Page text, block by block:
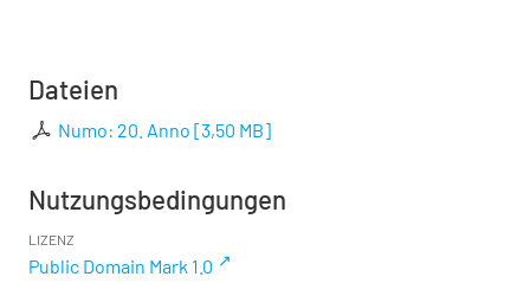
Dateien
Numo: 20. Anno [3,50 MB]
Nutzungsbedingungen
LIZENZ
Public Domain Mark 1.0